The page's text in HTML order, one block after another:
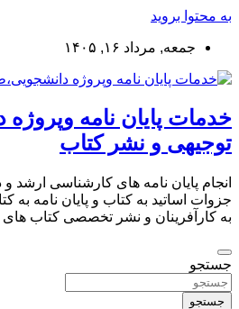
به محتوا بروید
جمعه, مرداد ۱۶, ۱۴۰۵
خدمات پایان نامه
توجیهی و نشر کتاب
انجام پایان نامه های کارشناسی ارشد و
جزوات اساتید به کتاب و پایان نامه
به کارآفرینان و نشر تخصصی کتاب
جستجو
جستجو